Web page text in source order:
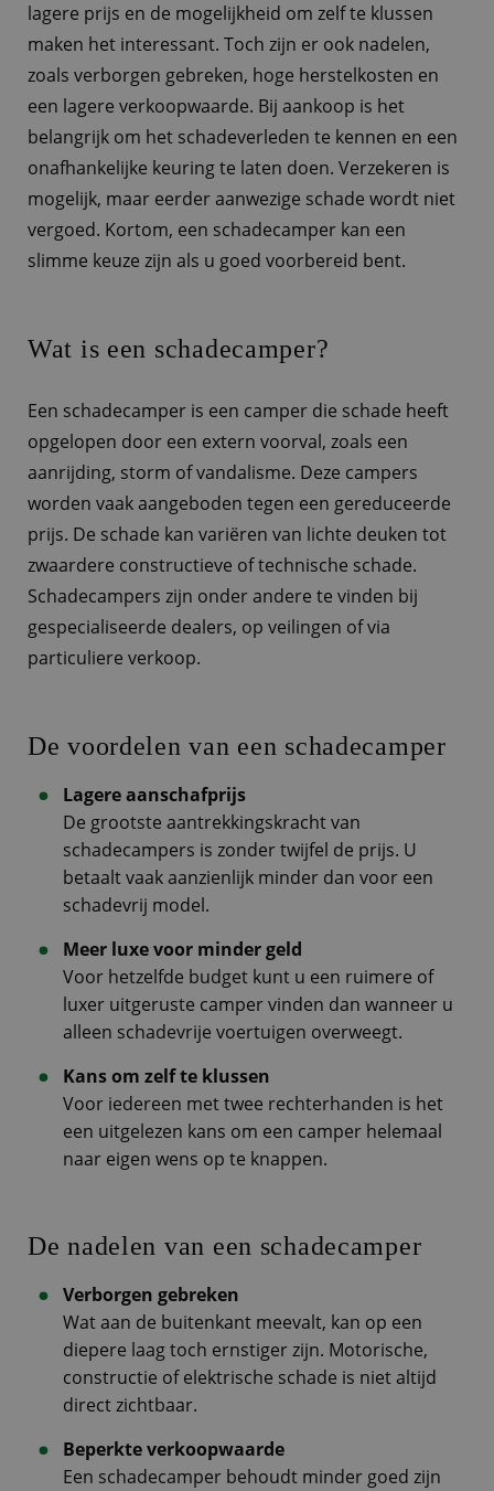
lagere prijs en de mogelijkheid om zelf te klussen
maken het interessant. Toch zijn er ook nadelen,
zoals verborgen gebreken, hoge herstelkosten en
een lagere verkoopwaarde. Bij aankoop is het
belangrijk om het schadeverleden te kennen en een
onafhankelijke keuring te laten doen. Verzekeren is
mogelijk, maar eerder aanwezige schade wordt niet
vergoed. Kortom, een schadecamper kan een
slimme keuze zijn als u goed voorbereid bent.
Wat is een schadecamper?
Een schadecamper is een camper die schade heeft
opgelopen door een extern voorval, zoals een
aanrijding, storm of vandalisme. Deze campers
worden vaak aangeboden tegen een gereduceerde
prijs. De schade kan variëren van lichte deuken tot
zwaardere constructieve of technische schade.
Schadecampers zijn onder andere te vinden bij
gespecialiseerde dealers, op veilingen of via
particuliere verkoop.
De voordelen van een schadecamper
Lagere aanschafprijs
De grootste aantrekkingskracht van
schadecampers is zonder twijfel de prijs. U
betaalt vaak aanzienlijk minder dan voor een
schadevrij model.
Meer luxe voor minder geld
Voor hetzelfde budget kunt u een ruimere of
luxer uitgeruste camper vinden dan wanneer u
alleen schadevrije voertuigen overweegt.
Kans om zelf te klussen
Voor iedereen met twee rechterhanden is het
een uitgelezen kans om een camper helemaal
naar eigen wens op te knappen.
De nadelen van een schadecamper
Verborgen gebreken
Wat aan de buitenkant meevalt, kan op een
diepere laag toch ernstiger zijn. Motorische,
constructie of elektrische schade is niet altijd
direct zichtbaar.
Beperkte verkoopwaarde
Een schadecamper behoudt minder goed zijn